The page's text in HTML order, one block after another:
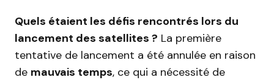
Quels étaient les défis rencontrés lors du
lancement des satellites ? La première
tentative de lancement a été annulée en raison
de mauvais temps, ce qui a nécessité de